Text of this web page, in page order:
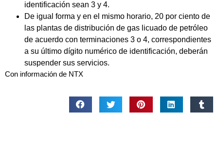
identificación sean 3 y 4.
De igual forma y en el mismo horario, 20 por ciento de
las plantas de distribución de gas licuado de petróleo
de acuerdo con terminaciones 3 o 4, correspondientes
a su último dígito numérico de identificación, deberán
suspender sus servicios.
Con información de NTX